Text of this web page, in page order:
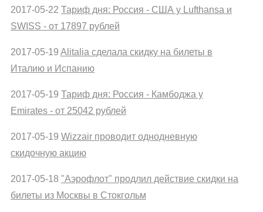
2017-05-22 Тариф дня: Россия - США у Lufthansa и
SWISS - от 17897 рублей
2017-05-19 Alitalia сделала скидку на билеты в
Италию и Испанию
2017-05-19 Тариф дня: Россия - Камбоджа у
Emirates - от 25042 рублей
2017-05-19 Wizzair проводит однодневную
скидочную акцию
2017-05-18 "Аэрофлот" продлил действие скидки на
билеты из Москвы в Стокгольм